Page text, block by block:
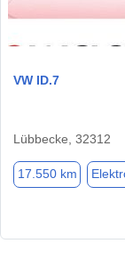
VW ID.7
Lübbecke, 32312
17.550 km